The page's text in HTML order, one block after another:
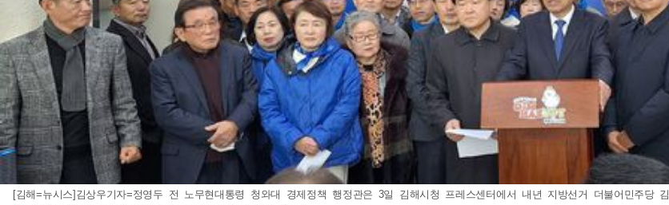
[김해=뉴시스]김상우기자=정영두 전 노무현대통령 청와대 경제정책 행정관은 3일 김해시청 프레스센터에서 내년 지방선거 더불어민주당